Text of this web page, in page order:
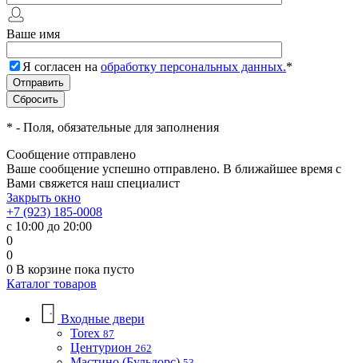
Ваше имя
Я согласен на обработку персональных данных.*
* - Поля, обязательные для заполнения
Сообщение отправлено
Ваше сообщение успешно отправлено. В ближайшее время с
Вами свяжется наш специалист
Закрыть окно
+7 (923) 185-0008
с 10:00 до 20:00
0
0
0 В корзине пока пусто
Каталог товаров
Входные двери
Torex 87
Центурион 262